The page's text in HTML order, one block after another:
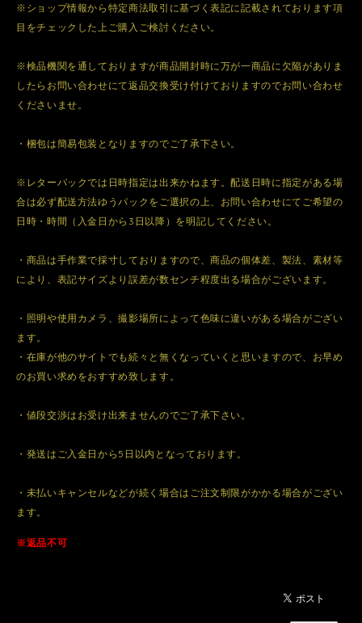
※ショップ情報から特定商法取引に基づく表記に記載されております項
目をチェックした上ご購入ご検討ください。
※検品機関を通しておりますが商品開封時に万が一商品に欠陥がありま
したらお問い合わせにて返品交換受け付けておりますのでお問い合わせ
くださいませ。
・梱包は簡易包装となりますのでご了承下さい。
※レターパックでは日時指定は出来かねます。配送日時に指定がある場
合は必ず配送方法ゆうパックをご選択の上、お問い合わせにてご希望の
日時・時間（入金日から3日以降）を明記してください。
・商品は手作業で採寸しておりますので、商品の個体差、製法、素材等
により、表記サイズより誤差が数センチ程度出る場合がございます。
・照明や使用カメラ、撮影場所によって色味に違いがある場合がござい
ます。
・在庫が他のサイトでも続々と無くなっていくと思いますので、お早め
のお買い求めをおすすめ致します。
・値段交渉はお受け出来ませんのでご了承下さい。
・発送はご入金日から5日以内となっております。
・未払いキャンセルなどが続く場合はご注文制限がかかる場合がござい
ます。
※返品不可